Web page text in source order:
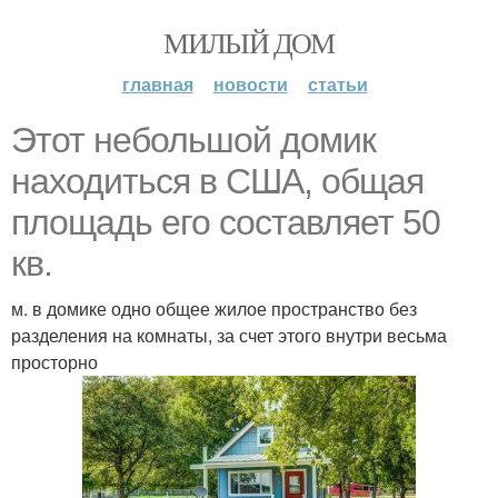
МИЛЫЙ ДОМ
главная новости статьи
Этот небольшой домик
находиться в США, общая
площадь его составляет 50
кв.
м. в домике одно общее жилое пространство без
разделения на комнаты, за счет этого внутри весьма
просторно